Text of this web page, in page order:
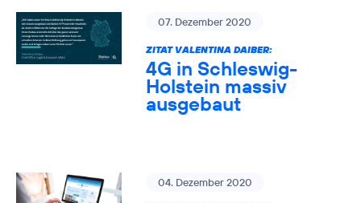
07. Dezember 2020
ZITAT VALENTINA DAIBER:
4G in Schleswig-
Holstein massiv
ausgebaut
04. Dezember 2020